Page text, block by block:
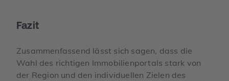
Fazit
Zusammenfassend lässt sich sagen, dass die
Wahl des richtigen Immobilienportals stark von
der Region und den individuellen Zielen des